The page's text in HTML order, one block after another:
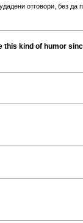
отговори, без да
kind of humor